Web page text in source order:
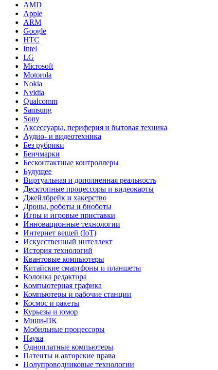
AMD
Apple
ARM
Google
HTC
Intel
LG
Microsoft
Motorola
Nokia
Nvidia
Qualcomm
Samsung
Sony
Аксессуары, периферия и бытовая техника
Аудио- и видеотехника
Без рубрики
Бенчмарки
Бесконтактные контроллеры
Будущее
Виртуальная и дополненная реальность
Десктопные процессоры и видеокарты
Джейлбрейк и хакерство
Дроны, роботы и биоботы
Игры и игровые приставки
Инновационные технологии
Интернет вещей (IoT)
Искусственный интеллект
История технологий
Квантовые компьютеры
Китайские смартфоны и планшеты
Колонка редактора
Компьютерная графика
Компьютеры и рабочие станции
Космос и ракеты
Курьезы и юмор
Мини-ПК
Мобильные процессоры
Наука
Одноплатные компьютеры
Патенты и авторские права
Полупроводниковые технологии